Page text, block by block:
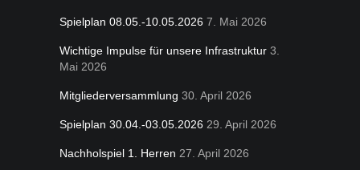
Spielplan 08.05.-10.05.2026 7. Mai 2026
Wichtige Impulse für unsere Infrastruktur 3.
Mai 2026
Mitgliederversammlung 30. April 2026
Spielplan 30.04.-03.05.2026 29. April 2026
Nachholspiel 1. Herren 27. April 2026